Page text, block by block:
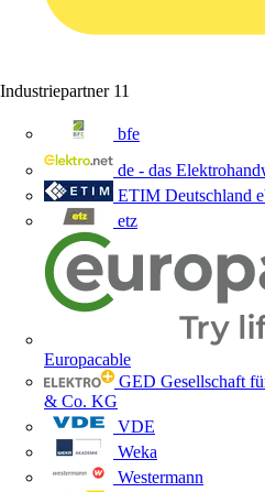
Industriepartner 11
bfe
de - das
ETIM Deutschland
etz
Europacable
GED Gesellschaft
& Co. KG
VDE
Weka
Westermann